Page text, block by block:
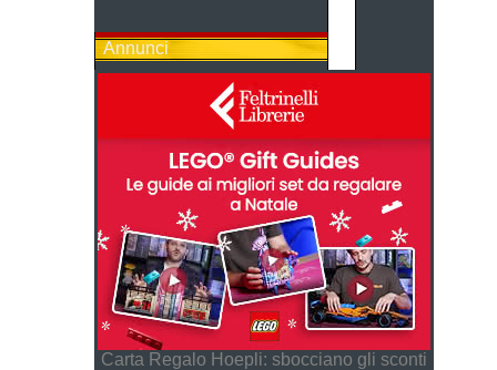
Annunci
Carta Regalo Hoepli: sbocciano gli sconti